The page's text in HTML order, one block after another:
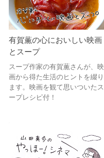
有賀薫の心においしい映画
とスープ
スープ作家の有賀薫さんが、映
画から得た生活のヒントを綴り
ます。映画を観て思いついたス
ープレシピ付！